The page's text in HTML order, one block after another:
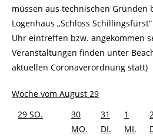
müssen aus technischen Gründen
Logenhaus „Schloss
Uhr eintreffen bzw. angekommen
Veranstaltungen finden unter
aktuellen Coronaverordnung statt)
Woche vom August 29
29 SO.
30
MO.
31
DI.
1
MI.